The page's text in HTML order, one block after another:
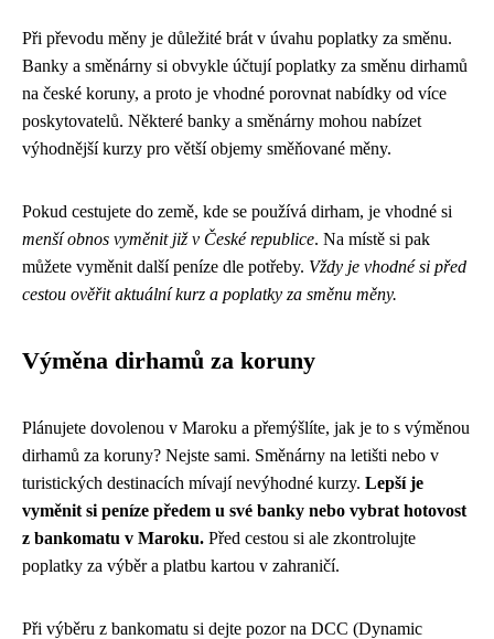
Při převodu měny je důležité brát v úvahu poplatky za směnu.
Banky a směnárny si obvykle účtují poplatky za směnu dirhamů
na české koruny, a proto je vhodné porovnat nabídky od více
poskytovatelů. Některé banky a směnárny mohou nabízet
výhodnější kurzy pro větší objemy směňované měny.
Pokud cestujete do země, kde se používá dirham, je vhodné si
menší obnos vyměnit již v České republice. Na místě si pak
můžete vyměnit další peníze dle potřeby. Vždy je vhodné si před
cestou ověřit aktuální kurz a poplatky za směnu měny.
Výměna dirhamů za koruny
Plánujete dovolenou v Maroku a přemýšlíte, jak je to s výměnou
dirhamů za koruny? Nejste sami. Směnárny na letišti nebo v
turistických destinacích mívají nevýhodné kurzy. Lepší je
vyměnit si peníze předem u své banky nebo vybrat hotovost
z bankomatu v Maroku. Před cestou si ale zkontrolujte
poplatky za výběr a platbu kartou v zahraničí.
Při výběru z bankomatu si dejte pozor na DCC (Dynamic